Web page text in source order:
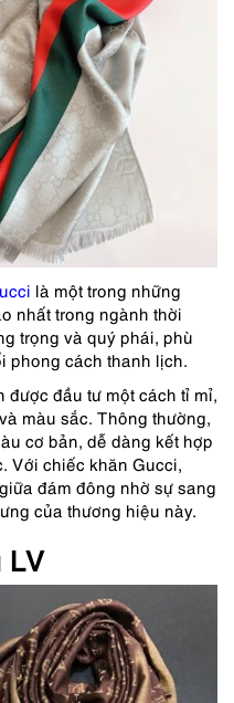
là một trong những
nhất trong ngành thời
trọng và quý phái, phù
phong cách thanh lịch.
đầu tư một cách tỉ mỉ,
màu sắc. Thông thường,
cơ bản, dễ dàng kết hợp
Với chiếc khăn Gucci,
đám đông nhờ sự sang
của thương hiệu này.
LV